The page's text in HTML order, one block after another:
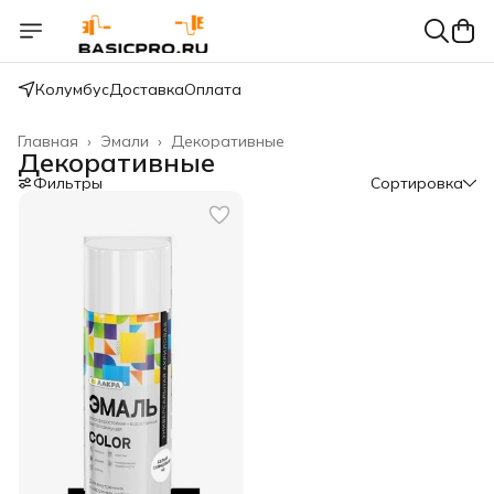
КолумбусДоставкаОплата
Декоративные
Эмали ›
Главная ›
Декоративные
Фильтры Сортировка